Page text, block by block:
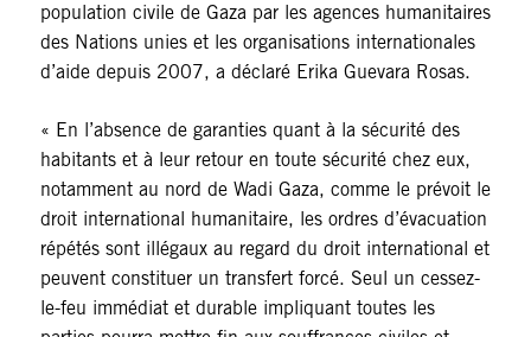
population civile de Gaza par les agences humanitaires
des Nations unies et les organisations internationales
d’aide depuis 2007, a déclaré Erika Guevara Rosas.
« En l’absence de garanties quant à la sécurité des
habitants et à leur retour en toute sécurité chez eux,
notamment au nord de Wadi Gaza, comme le prévoit le
droit international humanitaire, les ordres d’évacuation
répétés sont illégaux au regard du droit international et
peuvent constituer un transfert forcé. Seul un cessez-
le-feu immédiat et durable impliquant toutes les